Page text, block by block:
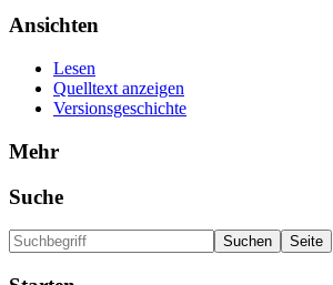
Ansichten
Lesen
Quelltext anzeigen
Versionsgeschichte
Mehr
Suche